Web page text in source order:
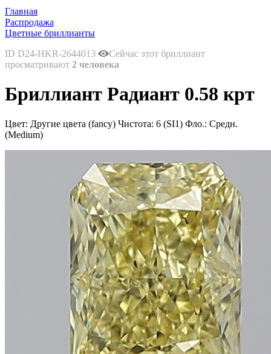
Главная
Распродажа
Цветные бриллианты
ID D24-HKR-2644013
Сейчас этот бриллиант
просматривают 2 человека
Бриллиант Радиант 0.58 крт
Цвет: Другие цвета (fancy) Чистота: 6 (SI1) Фло.: Средн.
(Medium)